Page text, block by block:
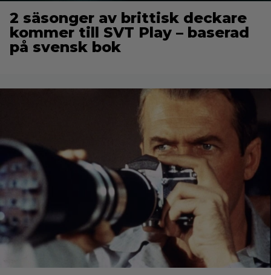
2 säsonger av brittisk deckare
kommer till SVT Play – baserad
på svensk bok